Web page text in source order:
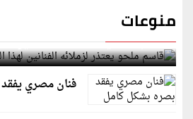
منوعات
قاسم ملحو يعتذر لزملائه الفنانين
فنان مصري